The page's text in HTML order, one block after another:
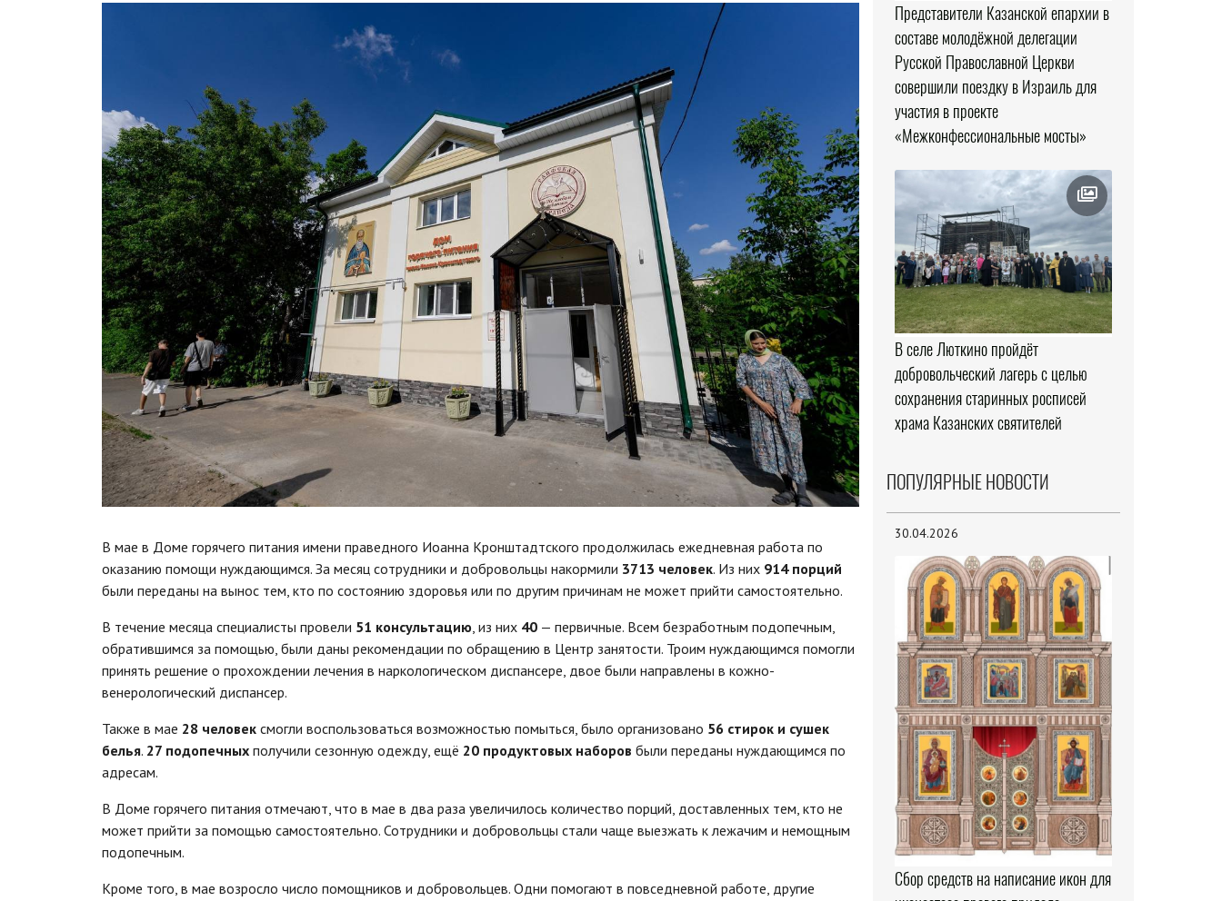
В мае в Доме горячего питания имени праведного Иоанна Кронштадтского продолжилась ежедневная работа по
оказанию помощи нуждающимся. За месяц сотрудники и добровольцы накормили 3713 человек. Из них 914 порций
были переданы на вынос тем, кто по состоянию здоровья или по другим причинам не может прийти самостоятельно.
В течение месяца специалисты провели 51 консультацию , из них 40 — первичные. Всем безработным подопечным,
обратившимся за помощью, были даны рекомендации по обращению в Центр занятости. Троим нуждающимся помогли
принять решение о прохождении лечения в наркологическом диспансере, двое были направлены в кожно-
венерологический диспансер.
Также в мае 28 человек смогли воспользоваться возможностью помыться, было организовано 56 стирок и сушек
белья. 27 подопечных получили сезонную одежду, ещё 20 продуктовых наборов были переданы нуждающимся по
адресам.
В Доме горячего питания отмечают, что в мае в два раза увеличилось количество порций, доставленных тем, кто не
может прийти за помощью самостоятельно. Сотрудники и добровольцы стали чаще выезжать к лежачим и немощным
подопечным.
Кроме того, в мае возросло число помощников и добровольцев. Одни помогают в повседневной работе, другие
Представители Казанской епархии в
составе молодёжной делегации
Русской Православной Церкви
совершили поездку в Израиль для
участия в проекте
«Межконфессиональные мосты»
В селе Люткино пройдёт
добровольческий лагерь с целью
сохранения старинных росписей
храма Казанских святителей
ПОПУЛЯРНЫЕ НОВОСТИ
30.04.2026
Сбор средств на написание икон для